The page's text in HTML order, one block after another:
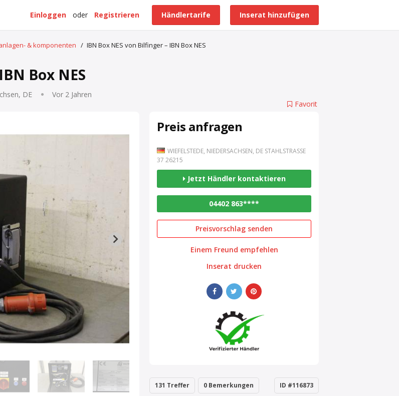
Inserat hinzufügen
Händlertarife
Registrieren
oder
Einloggen
& komponenten / IBN Box NES von Bilfinger – IBN Box NES
Box NES
DE Vor 2 Jahren
Favorit
Preis anfragen
WIEFELSTEDE, NIEDERSACHSEN, DE STAHLSTRASSE 3
7 26215
Jetzt Händler kontaktieren
04402 863****
Preisvorschlag senden
Einem Freund empfehlen
Inserat drucken
131 Treffer 0 Bemerkungen ID #116873